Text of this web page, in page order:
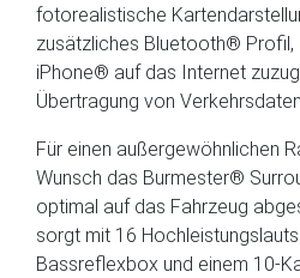
fotorealistische
zusätzliches Bluetooth® Profil,
iPhone® auf das Internet
Übertragung von
Für einen außergewöhnlichen
Wunsch das Burmester®
optimal auf das Fahrzeug
sorgt mit 16
Bassreflexbox und einem 10-